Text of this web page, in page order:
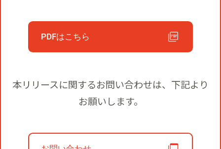
PDFはこちら
本リリースに関するお問い合わせは、下記より
お願いします。